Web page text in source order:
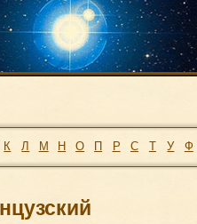
К Л М Н О П Р С Т У Ф